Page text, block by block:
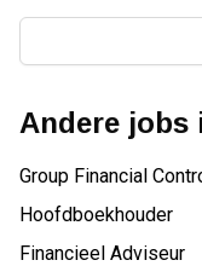
Andere jobs
Group Financial
Hoofdboekhouder
Financieel Adviseur